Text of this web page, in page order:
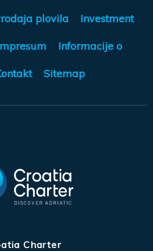
plovila Investment
Informacije o
Sitemap
Charter